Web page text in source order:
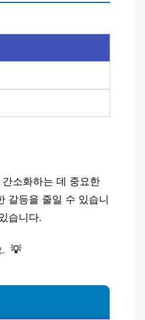
소화하는 데 중요한
갈등을 줄일 수 있습니
습니다.
. 💡